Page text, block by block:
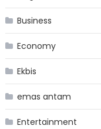
Business
Economy
Ekbis
emas antam
Entertainment